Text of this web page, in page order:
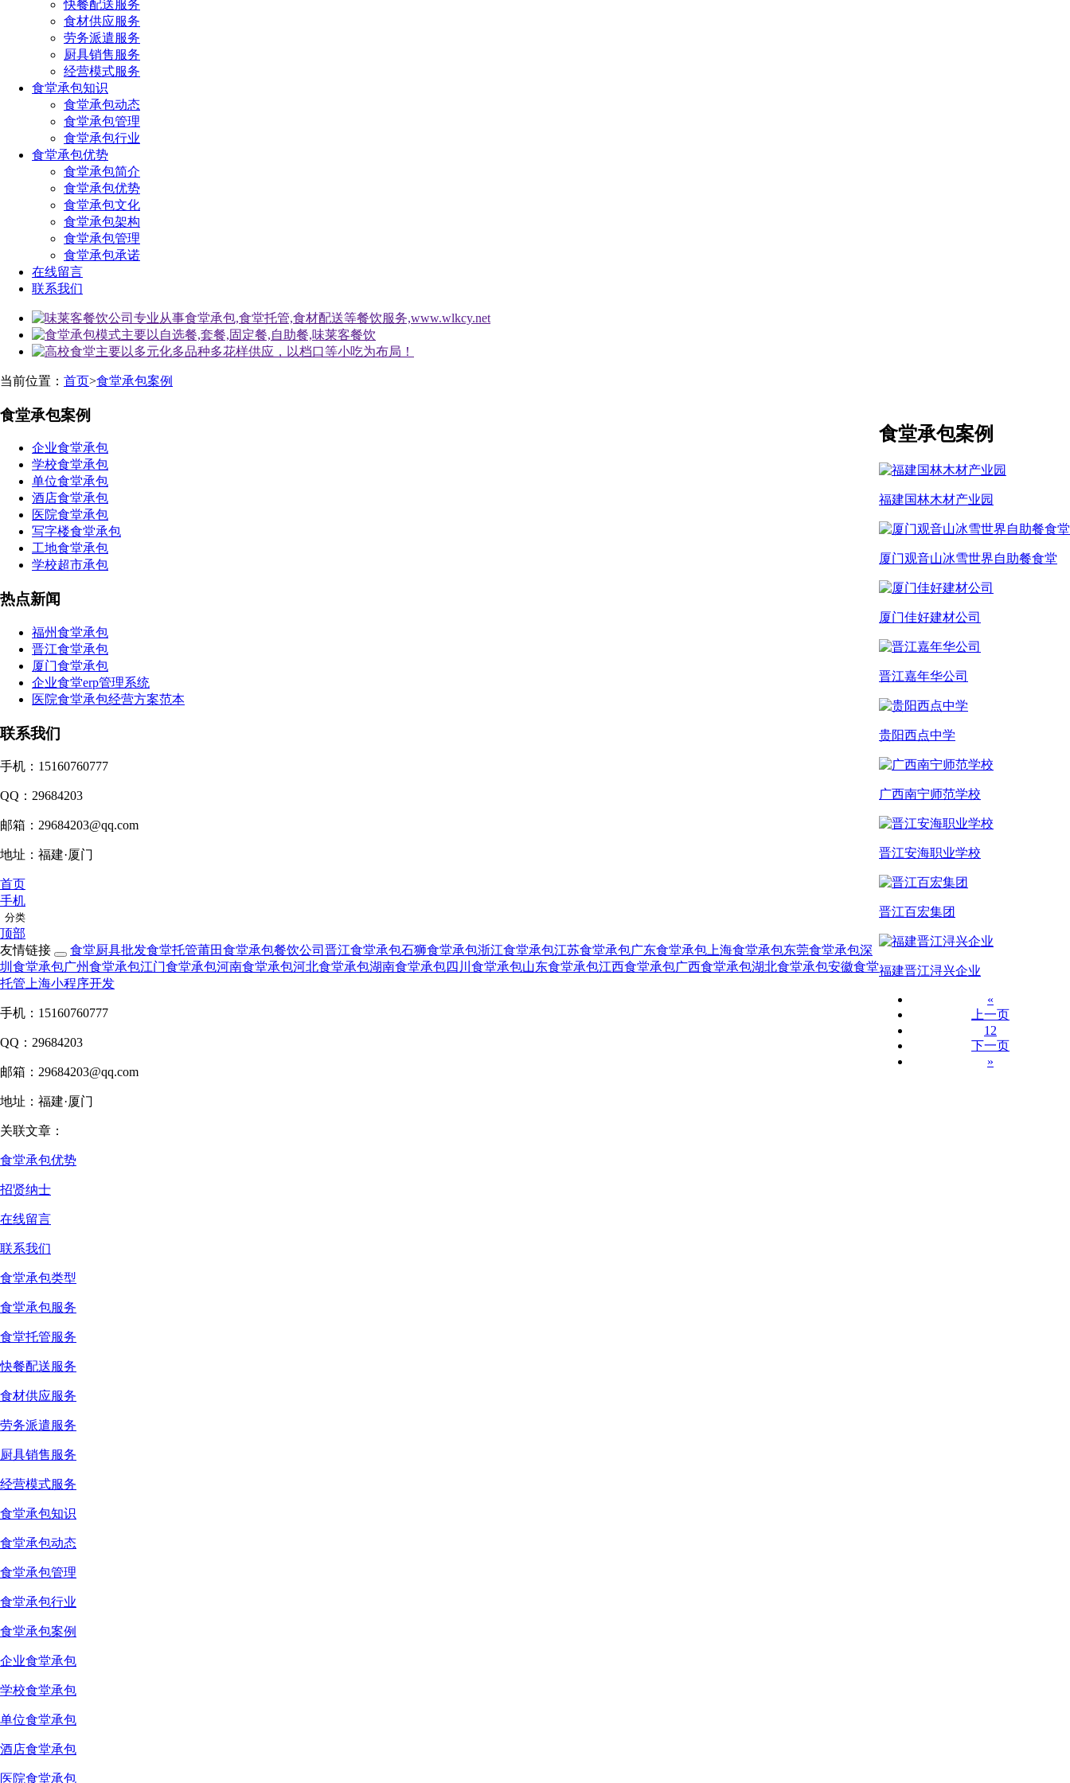
快餐配送服务
食材供应服务
劳务派遣服务
厨具销售服务
经营模式服务
食堂承包知识
食堂承包动态
食堂承包管理
食堂承包行业
食堂承包优势
食堂承包简介
食堂承包优势
食堂承包文化
食堂承包架构
食堂承包管理
食堂承包承诺
在线留言
联系我们
当前位置： 首页>食堂承包案例
食堂承包案例
福建国林木材产业园
厦门观音山冰雪世界自助餐食堂
厦门佳好建材公司
晋江嘉年华公司
贵阳西点中学
广西南宁师范学校
晋江安海职业学校
晋江百宏集团
福建晋江浔兴企业
«
上一页
1 2
下一页
»
食堂承包案例
企业食堂承包
学校食堂承包
单位食堂承包
酒店食堂承包
医院食堂承包
写字楼食堂承包
工地食堂承包
学校超市承包
热点新闻
福州食堂承包
晋江食堂承包
厦门食堂承包
企业食堂erp管理系统
医院食堂承包经营方案范本
联系我们
手机：15160760777
QQ：29684203
邮箱：29684203@qq.com
地址：福建·厦门
首页
手机
分类
顶部
友情链接
食堂厨具批发食堂托管莆田食堂承包餐饮公司 晋江食堂承包石狮食堂承包浙江食堂承包江苏食堂承包广东食堂承包 上海食堂承包东莞食堂承包深
圳食堂承包广州食堂承包江门食堂承包河南食堂承包河北食堂承包湖南食堂承包四川食堂承包山东食堂承包江西食堂承包广西食堂承包湖北食堂承包安徽食堂
托管 上海小程序开发
手机：15160760777
QQ：29684203
邮箱：29684203@qq.com
地址：福建·厦门
关联文章：
食堂承包优势
招贤纳士
在线留言
联系我们
食堂承包类型
食堂承包服务
食堂托管服务
快餐配送服务
食材供应服务
劳务派遣服务
厨具销售服务
经营模式服务
食堂承包知识
食堂承包动态
食堂承包管理
食堂承包行业
食堂承包案例
企业食堂承包
学校食堂承包
单位食堂承包
酒店食堂承包
医院食堂承包